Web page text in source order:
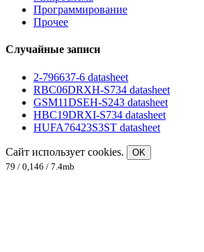
Программирование
Прочее
Случайные записи
2-796637-6 datasheet
RBC06DRXH-S734 datasheet
GSM11DSEH-S243 datasheet
HBC19DRXI-S734 datasheet
HUFA76423S3ST datasheet
Сайт использует cookies.
OK
79 / 0,146 / 7.4mb